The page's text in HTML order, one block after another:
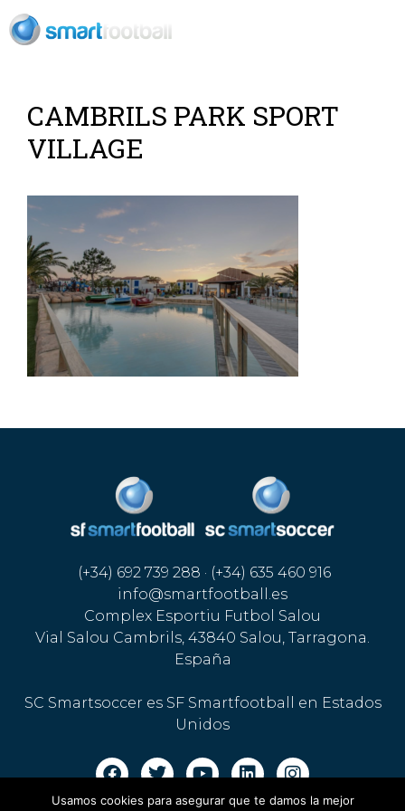
CAMBRILS PARK SPORT
VILLAGE
(+34) 692 739 288 · (+34) 635 460 916
info@smartfootball.es
Complex Esportiu Futbol Salou
Vial Salou Cambrils, 43840 Salou, Tarragona.
España
SC Smartsoccer es SF Smartfootball en Estados
Unidos
Usamos cookies para asegurar que te damos la mejor